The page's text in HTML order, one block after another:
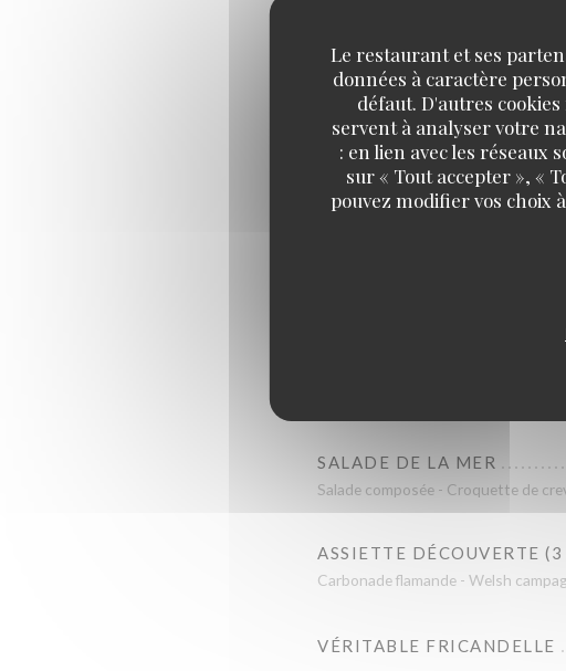
Le restaurant et ses
données à caractère
défaut. D'autres
servent à analyser votre
: en lien avec les réseaux
sur « Tout accepter », «
pouvez modifier vos choix
POULET AU MAROILLES
CH'TI BURGER
Black angus 150gr - Maroilles ou
SALADE DE LA MER
Salade composée - Croquette de
ASSIETTE DÉCOUVERTE
Carbonade flamande - Welsh
VÉRITABLE FRICANDELLE